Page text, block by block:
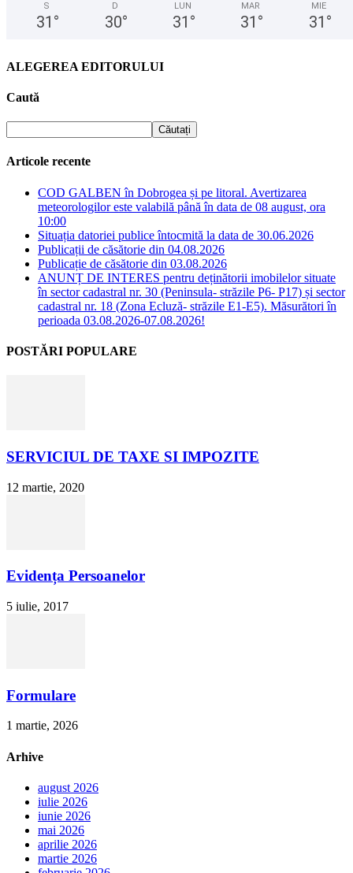
S
31 °
D
30°
LUN
31 °
MAR
31 °
MIE
31 °
ALEGEREA EDITORULUI
Caută
Articole recente
COD GALBEN în Dobrogea și pe litoral. Avertizarea
meteorologilor este valabilă până în data de 08 august, ora
10:00
Situația datoriei publice întocmită la data de 30.06.2026
Publicații de căsătorie din 04.08.2026
Publicație de căsătorie din 03.08.2026
ANUNȚ DE INTERES pentru deținătorii imobilelor situate
în sector cadastral nr. 30 (Peninsula- străzile P6- P17) și sector
cadastral nr. 18 (Zona Ecluză- străzile E1-E5). Măsurători în
perioada 03.08.2026-07.08.2026!
POSTĂRI POPULARE
SERVICIUL DE TAXE SI IMPOZITE
12 martie, 2020
Evidența Persoanelor
5 iulie, 2017
Formulare
1 martie, 2026
Arhive
august 2026
iulie 2026
iunie 2026
mai 2026
aprilie 2026
martie 2026